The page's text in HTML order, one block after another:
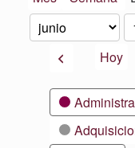
Mes
Día
Año
AnteriorHoy
Categorías